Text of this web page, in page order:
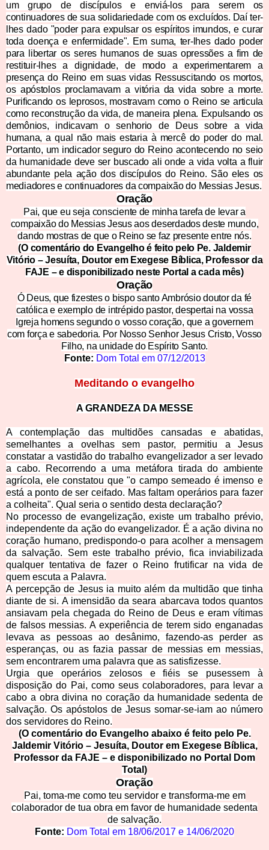
um grupo de discípulos e enviá-los para serem os
continuadores de sua solidariedade com os excluídos. Daí ter-
lhes dado "poder para expulsar os espíritos imundos, e curar
toda doença e enfermidade". Em suma, ter-lhes dado poder
para libertar os seres humanos de suas opressões a fim de
restituir-lhes a dignidade, de modo a experimentarem a
presença do Reino em suas vidas Ressuscitando os mortos,
os apóstolos proclamavam a vitória da vida sobre a morte.
Purificando os leprosos, mostravam como o Reino se articula
como reconstrução da vida, de maneira plena. Expulsando os
demônios, indicavam osenhorio de Deus sobre a vida
humana, a qual não mais estaria à mercê do poder do mal.
Portanto, um indicador seguro do Reino acontecendo no seio
da humanidade deve ser buscado ali onde a vida volta a fluir
abundante pela ação dos discípulos do Reino. São eles os
mediadores e continuadores da compaixão do Messias Jesus.
Oração
Pai, que eu seja consciente de minha tarefa de levar a
compaixão do Messias Jesus aos deserdados deste mundo,
dando mostras de que o Reino se faz presente entre nós.
(O comentário do Evangelho é feito pelo Pe. Jaldemir
Vitório – Jesuíta, Doutor em Exegese Bíblica, Professor da
FAJE – e disponibilizado neste Portal a cada mês)
Oração
Ó Deus, que fizestes o bispo santo Ambrósio doutor da fé
católica e exemplo de intrépido pastor, despertai na vossa
Igreja homens segundo o vosso coração, que a governem
com força e sabedoria. Por Nosso Senhor Jesus Cristo, Vosso
Filho, na unidade do Espírito Santo.
Fonte: Dom Total em 07/12/2013
Meditando o evangelho
A GRANDEZA DA MESSE
A contemplação das multidões cansadas e abatidas,
semelhantes a ovelhas sem pastor, permitiu a Jesus
constatar a vastidão do trabalho evangelizador a ser levado
a cabo. Recorrendo a uma metáfora tirada do ambiente
agrícola, ele constatou que "o campo semeado é imenso e
está a ponto de ser ceifado. Mas faltam operários para fazer
a colheita". Qual seria o sentido desta declaração?
No processo de evangelização, existe um trabalho prévio,
independente da ação do evangelizador. É a ação divina no
coração humano, predispondo-o para acolher a mensagem
da salvação. Sem este trabalho prévio, fica inviabilizada
qualquer tentativa de fazer o Reino frutificar na vida de
quem escuta a Palavra.
A percepção de Jesus ia muito além da multidão que tinha
diante de si. A imensidão da seara abarcava todos quantos
ansiavam pela chegada do Reino de Deus e eram vítimas
de falsos messias. A experiência de terem sido enganadas
levava as pessoas ao desânimo, fazendo-as perder as
esperanças, ou as fazia passar de messias em messias,
sem encontrarem uma palavra que as satisfizesse.
Urgia que operários zelosos e fiéis se pusessem à
disposição do Pai, como seus colaboradores, para levar a
cabo a obra divina no coração da humanidade sedenta de
salvação. Os apóstolos de Jesus somar-se-iam ao número
dos servidores do Reino.
(O comentário do Evangelho abaixo é feito pelo Pe.
Jaldemir Vitório – Jesuíta, Doutor em Exegese Bíblica,
Professor da FAJE – e disponibilizado no Portal Dom
Total)
Oração
Pai, toma-me como teu servidor e transforma-me em
colaborador de tua obra em favor de humanidade sedenta
de salvação.
Fonte: Dom Total em 18/06/2017 e 14/06/2020